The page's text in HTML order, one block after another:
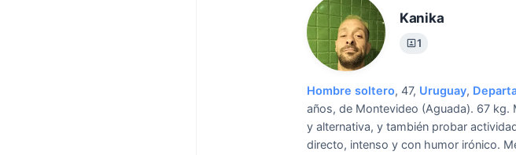
Kanika
1
Hombre soltero, 47, Uruguay,
años, de Montevideo (Aguada). 67
y alternativa, y también probar
directo, intenso y con humor irónico.